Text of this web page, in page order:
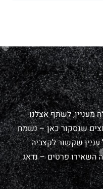
מעניין, לשתף אצלנו
שנסקור כאן – נשמח
עניין שקשור לקצביה
השאירו פרטים – נדאג